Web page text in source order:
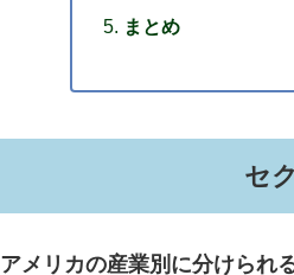
まとめ
セ
アメリカの産業別に分けられ